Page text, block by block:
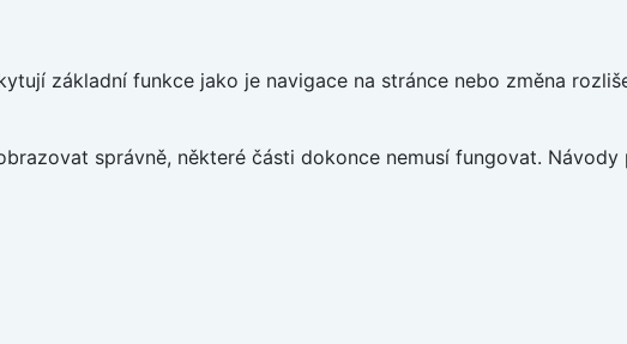
základní funkce jako je navigace na stránce nebo změna
správně, některé části dokonce nemusí fungovat.